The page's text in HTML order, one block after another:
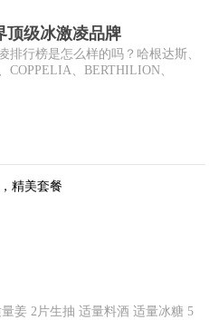
顶级冰激凌品牌
排行榜是怎么样的吗？哈根达斯、
COPPELIA、BERTHILION、
姜 2片生抽 适量料酒 适量冰糖 5